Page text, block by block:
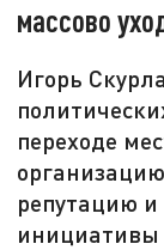
массово
Игорь
переходе
репутацию
инициативы